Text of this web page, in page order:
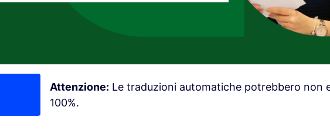
Attenzione: Le traduzioni automatiche potrebbero non
100%.